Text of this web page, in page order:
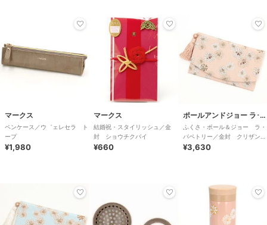
マークス
ペンケース／ウ゛ェレセラ ト
ープ
¥1,980
マークス
結婚祝・スタイリッシュ／金
封 ショウチクバイ
¥660
ポールアンドジョー ラ･パペトリー
ふくさ・ポール＆ジョー ラ・
パペトリー／金封 クリザンテ
ーム・ピンク
¥3,630